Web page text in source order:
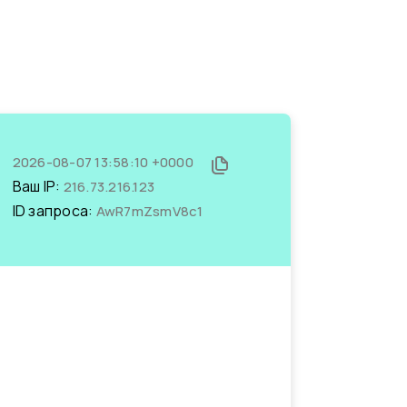
2026-08-07 13:58:10 +0000
Ваш IP: 216.73.216.123
ID запроса: AwR7mZsmV8c1